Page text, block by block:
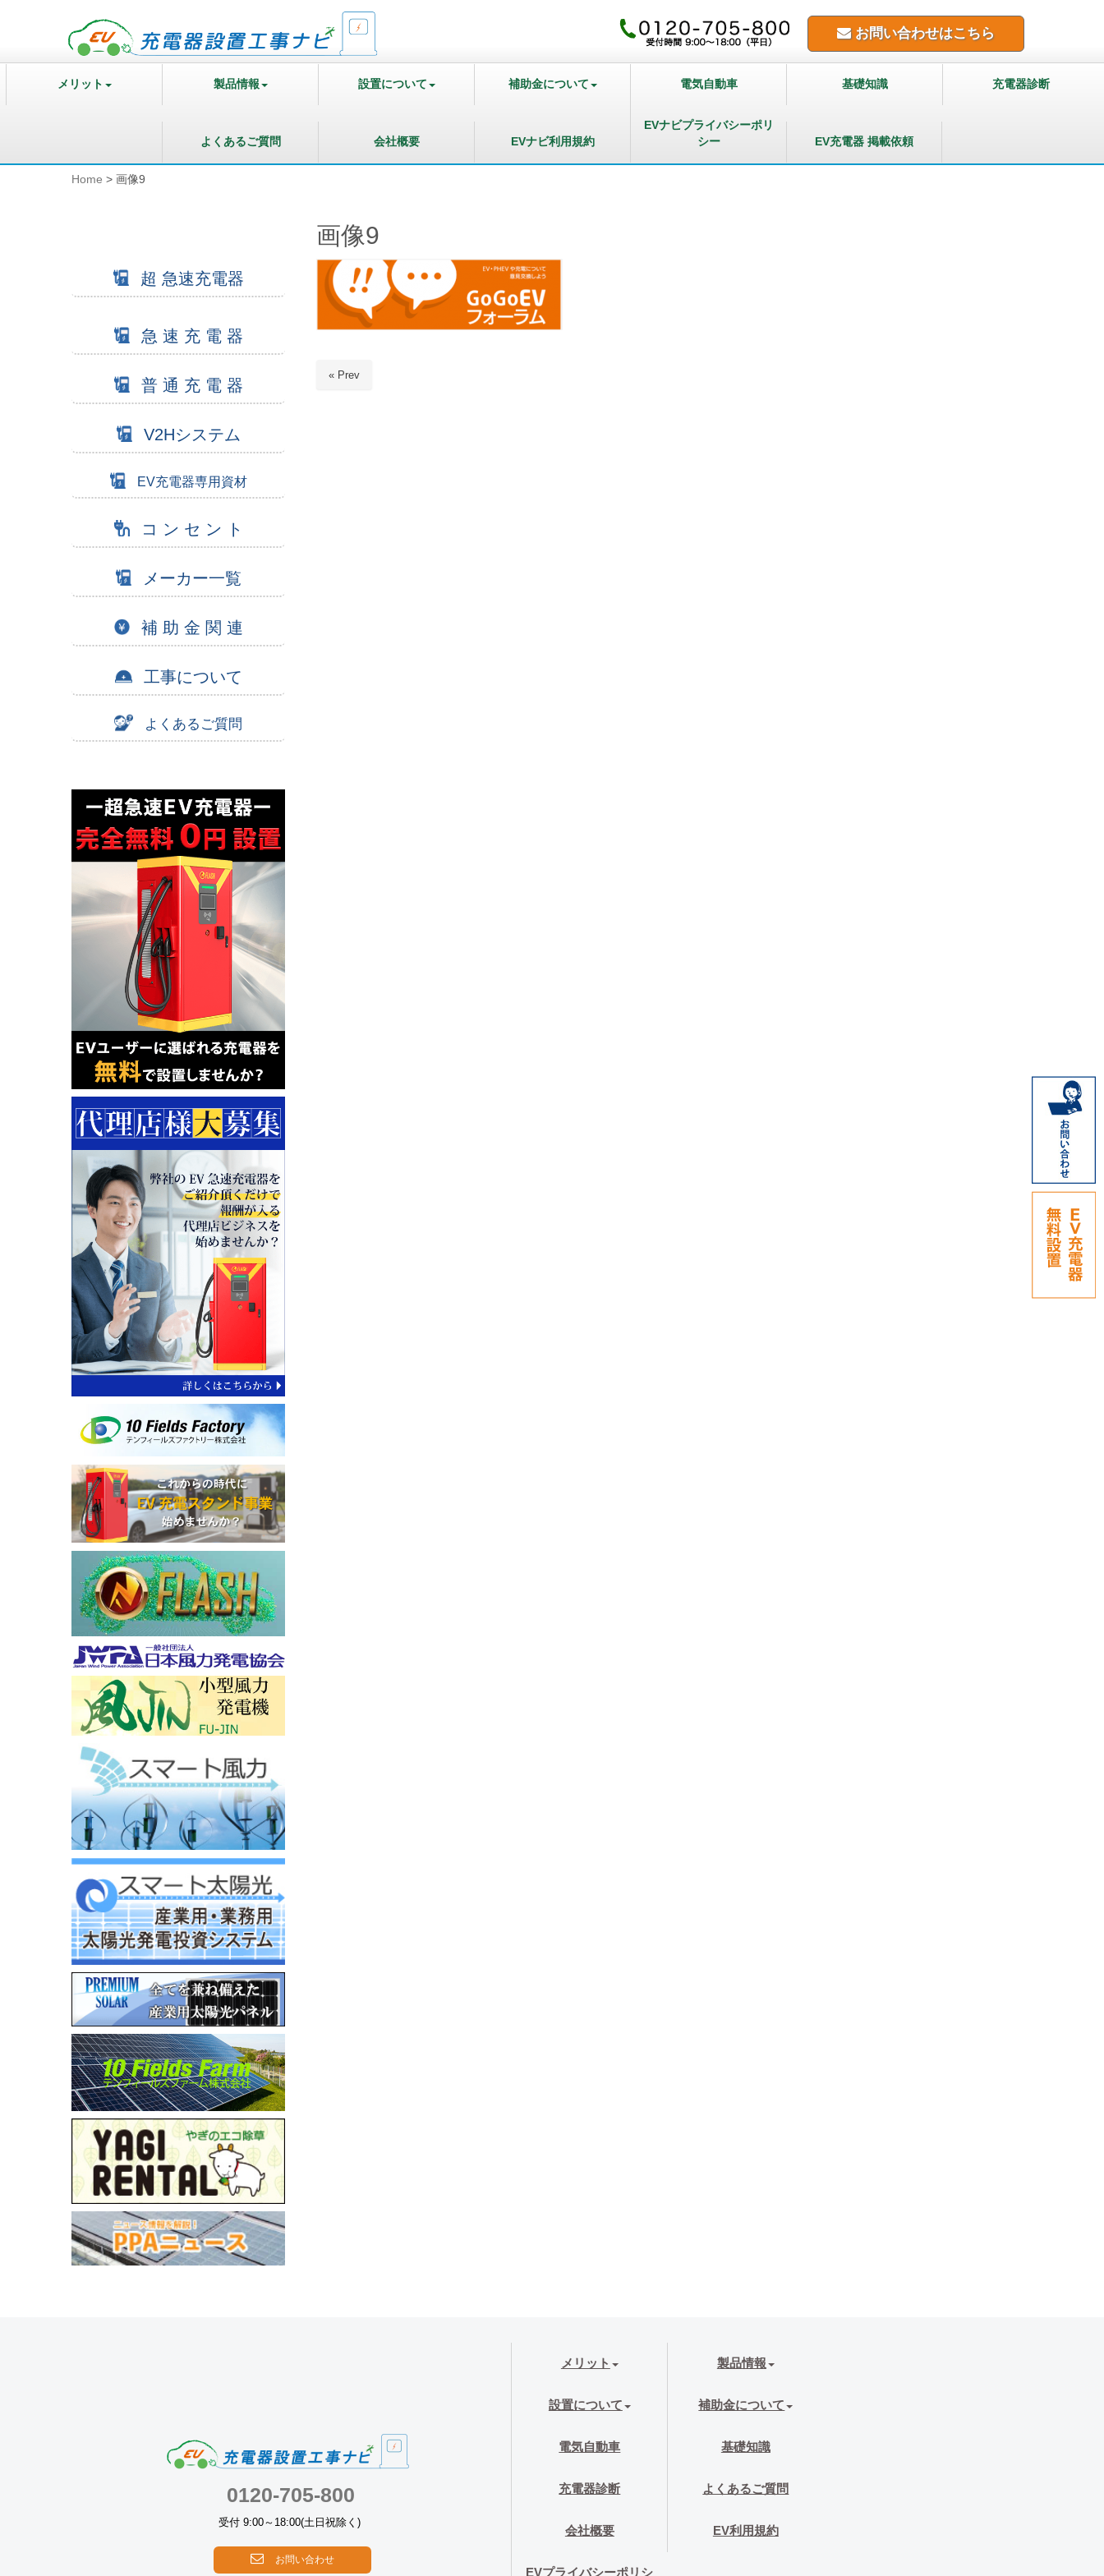
お問い合わせはこちら
メリット 製品情報 設置について 補助金について 電気自動車 基礎知識 充電器診断
よくあるご質問 会社概要 EVナビ利用規約
EVナビプライバシーポリ
シー
EV充電器 掲載依頼
Home > 画像9
画像9
« Prev
超 急速充電器
急 速 充 電 器
普 通 充 電 器
V2Hシステム
EV充電器専用資材
コ ン セ ン ト
メーカー一覧
補 助 金 関 連
工事について
よくあるご質問
0120-705-800
受付 9:00～18:00(土日祝除く)
お問い合わせ
メリット 製品情報
設置について 補助金について
電気自動車 基礎知識
充電器診断 よくあるご質問
会社概要 EV利用規約
EVプライバシーポリシ